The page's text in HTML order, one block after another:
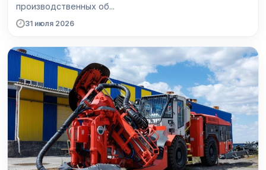
производственных об...
31 июля 2026